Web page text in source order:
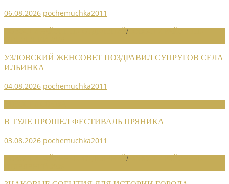
06.08.2026 pochemuchka2011
/
УЗЛОВСКИЙ ЖЕНСОВЕТ ПОЗДРАВИЛ СУПРУГОВ СЕЛА
ИЛЬИНКА
04.08.2026 pochemuchka2011
В ТУЛЕ ПРОШЕЛ ФЕСТИВАЛЬ ПРЯНИКА
03.08.2026 pochemuchka2011
/